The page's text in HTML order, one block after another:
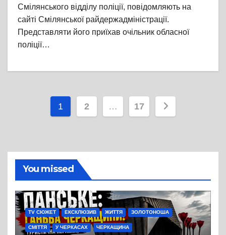
Смілянського відділу поліції, повідомляють на
сайті Смілянської райдержадміністрації.
Представляти його приїхав очільник обласної
поліції…
Пагінація
1 2 … 17
You missed
TV СЮЖЕТ ЕКСКЛЮЗИВ ЖИТТЯ ЗОЛОТОНОША
СМІТТЯ У ЧЕРКАСАХ ЧЕРКАЩИНА